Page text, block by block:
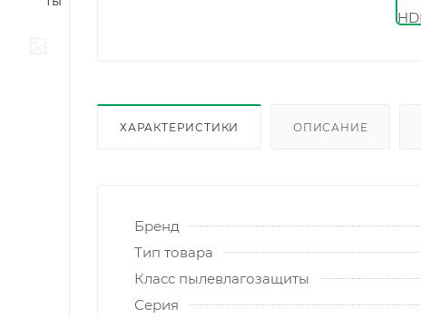
ХАРАКТЕРИСТИКИ ОПИСАНИЕ
Бренд
Тип товара
Класс пылевлагозащиты
Серия